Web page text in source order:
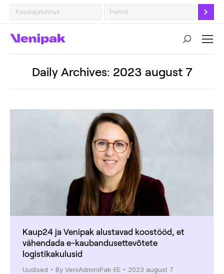
Search:
Daily Archives: 2023 august 7
Kaup24 ja Venipak alustavad koostööd, et
vähendada e-kaubandusettevõtete
logistikakulusid
Uudised By VeniAdminiPak-EE 2023 august 7